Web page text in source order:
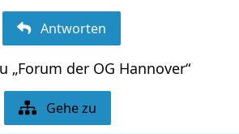
Antworten
„Forum der OG Hannover“
Gehe zu